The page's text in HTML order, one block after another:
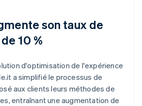
son taux de
10 %
d'optimisation de l'expérience
a simplifié le processus de
aux clients leurs méthodes de
entraînant une augmentation de